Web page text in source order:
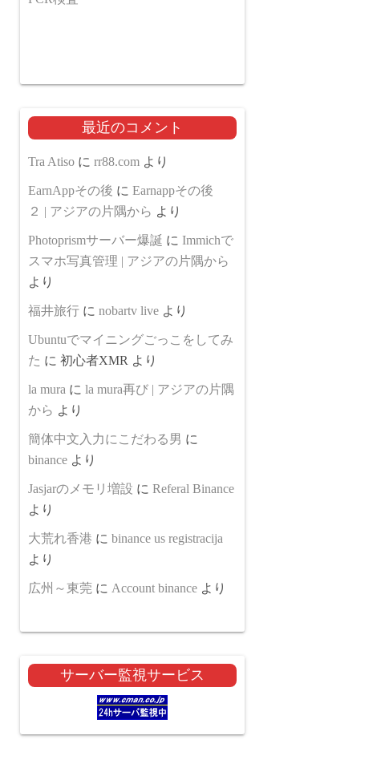
最近のコメント
Tra Atiso に rr88.com より
EarnAppその後 に Earnappその後
２ | アジアの片隅から より
Photoprismサーバー爆誕 に Immichで
スマホ写真管理 | アジアの片隅から
より
福井旅行 に nobartv live より
Ubuntuでマイニングごっこをしてみ
た に 初心者XMR より
la mura に la mura再び | アジアの片隅
から より
簡体中文入力にこだわる男 に
binance より
Jasjarのメモリ増設 に Referal Binance
より
大荒れ香港 に binance us registracija
より
広州～東莞 に Account binance より
サーバー監視サービス